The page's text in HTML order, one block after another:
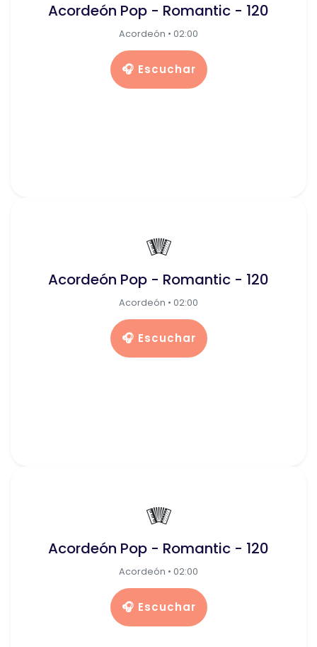
Acordeón Pop - Romantic - 120
Acordeón • 02:00
🎧 Escuchar
🪗
Acordeón Pop - Romantic - 120
Acordeón • 02:00
🎧 Escuchar
🪗
Acordeón Pop - Romantic - 120
Acordeón • 02:00
🎧 Escuchar